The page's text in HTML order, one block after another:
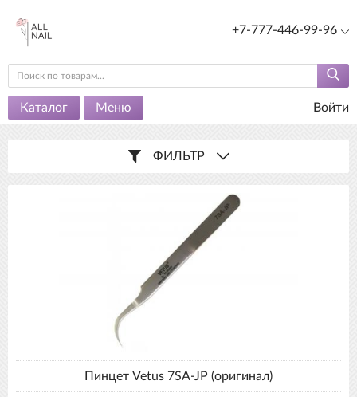
+7-777-446-99-96
Каталог Меню Войти
ФИЛЬТР
Пинцет Vetus 7SA-JP (оригинал)